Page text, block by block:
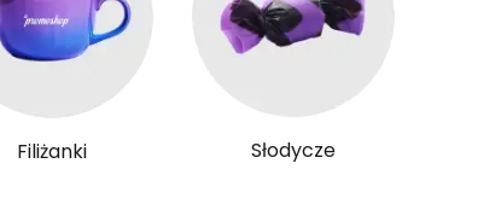
Filiżanki Słodycze